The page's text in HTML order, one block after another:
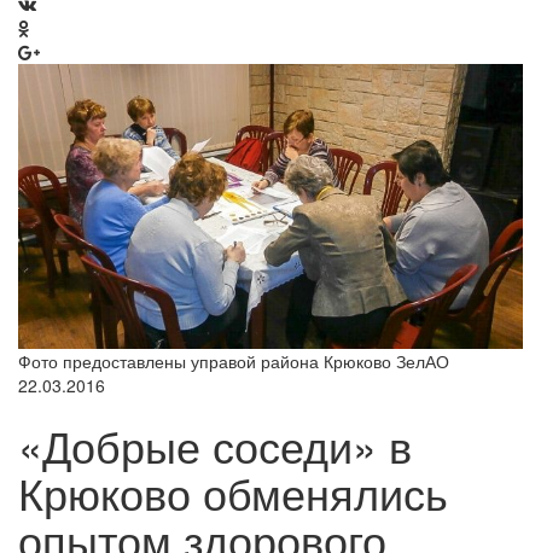
Фото предоставлены управой района Крюково ЗелАО
22.03.2016
«Добрые соседи» в
Крюково обменялись
опытом здорового